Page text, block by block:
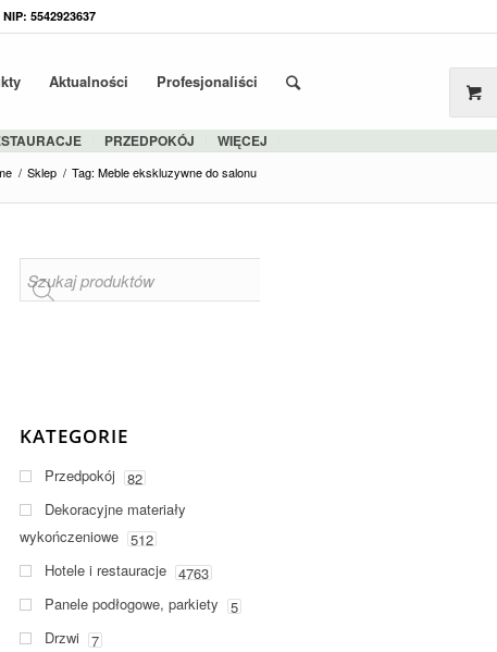
5542923637
Aktualności Profesjonaliści
PRZEDPOKÓJ WIĘCEJ
/ Sklep / Tag: Meble ekskluzywne do salonu
KATEGORIE
Przedpokój
82
Dekoracyjne materiały
wykończeniowe 512
Hotele i restauracje 4763
Panele podłogowe, parkiety
5
Drzwi
7